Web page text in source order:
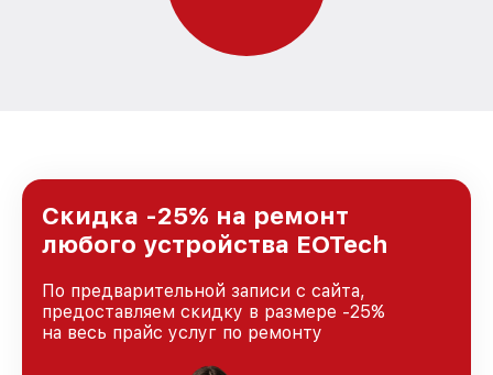
Скидка -25% на ремонт
любого устройства EOTech
По предварительной записи с сайта,
предоставляем скидку в размере -25%
на весь прайс услуг по ремонту